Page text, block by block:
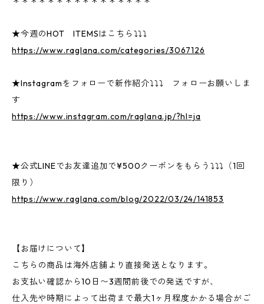
★今週のHOT ITEMSはこちら⤵⤵⤵
https://www.raglana.com/categories/3067126
★Instagramをフォローで新作紹介⤵⤵⤵ フォローお願いしま
す
https://www.instagram.com/raglana.jp/?hl=ja
★公式LINEでお友達追加で¥500クーポンをもらう⤵⤵⤵（1回
限り）
https://www.raglana.com/blog/2022/03/24/141853
【お届けについて】
こちらの商品は海外店舗より直接発送となります。
お支払い確認から10日〜3週間前後での発送ですが、
仕入先や時期によって出荷まで最大1ヶ月程度かかる場合がご